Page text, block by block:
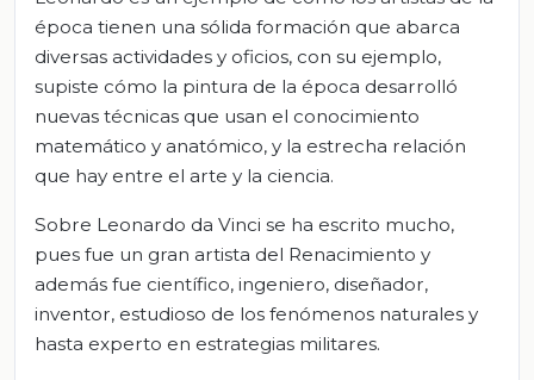
época tienen una sólida formación que abarca
diversas actividades y oficios, con su ejemplo,
supiste cómo la pintura de la época desarrolló
nuevas técnicas que usan el conocimiento
matemático y anatómico, y la estrecha relación
que hay entre el arte y la ciencia.
Sobre Leonardo da Vinci se ha escrito mucho,
pues fue un gran artista del Renacimiento y
además fue científico, ingeniero, diseñador,
inventor, estudioso de los fenómenos naturales y
hasta experto en estrategias militares.